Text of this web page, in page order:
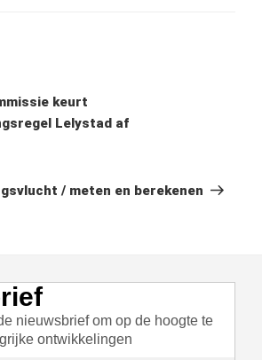
keurt
Lelystad af
/ meten en berekenen
nieuwsbrief om op de hoogte te
ontwikkelingen